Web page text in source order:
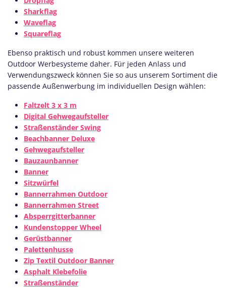
Sharkflag
Waveflag
Squareflag
Ebenso praktisch und robust kommen unsere weiteren
Outdoor Werbesysteme daher. Für jeden Anlass und
Verwendungszweck können Sie so aus unserem Sortiment die
passende Außenwerbung im individuellen Design wählen:
Faltzelt 3 x 3 m
Digital Gehwegaufsteller
Straßenständer Swing
Beachbanner Deluxe
Gehwegaufsteller
Bauzaunbanner
Banner
Sitzwürfel
Bannerrahmen Outdoor
Bannerrahmen Street
Absperrgitterbanner
Kundenstopper Wheel
Gerüstbanner
Palettenhusse
Zip Textil Outdoor Banner
Asphalt Klebefolie
Straßenständer